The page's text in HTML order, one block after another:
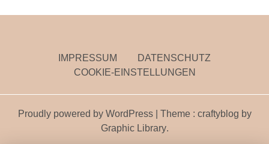
IMPRESSUM
DATENSCHUTZ
COOKIE-EINSTELLUNGEN
Proudly powered by WordPress
Theme : craftyblog by
Graphic Library.